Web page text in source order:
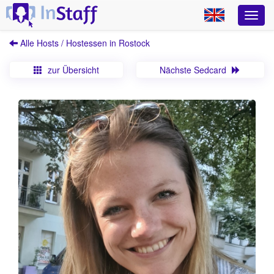
Alle Hosts / Hostessen in Rostock
zur Übersicht Nächste Sedcard